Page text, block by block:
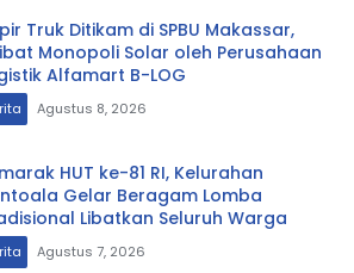
Truk Ditikam di SPBU Makassar,
Monopoli Solar oleh Perusahaan
Alfamart B-LOG
Agustus 8, 2026
HUT ke-81 RI, Kelurahan
Gelar Beragam Lomba
Libatkan Seluruh Warga
Agustus 7, 2026